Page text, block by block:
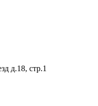
д.18, стр.1